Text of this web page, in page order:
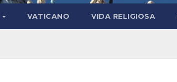
VATICANO VIDA RELIGIOSA